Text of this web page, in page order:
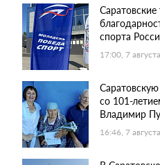
спорта
17:00, 7
со 101-
Владимир
16:46, 7